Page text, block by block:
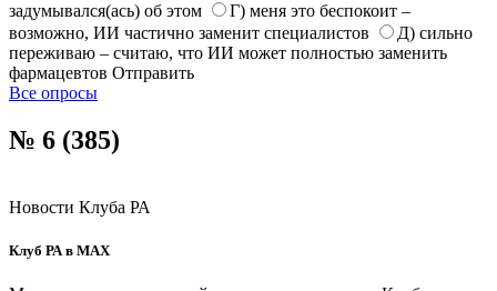
задумывался(ась) об этом
Г) меня это беспокоит –
возможно, ИИ частично заменит специалистов
Д) сильно
переживаю – считаю, что ИИ может полностью заменить
фармацевтов Отправить
Все опросы
№ 6 (385)
Новости Клуба РА
Клуб РА в MAX